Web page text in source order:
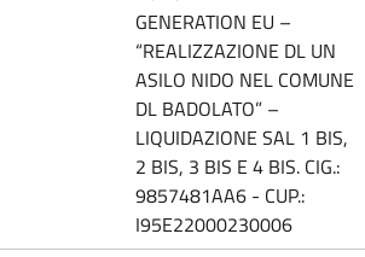
GENERATION EU –
“REALIZZAZIONE DL UN
ASILO NIDO NEL COMUNE
DL BADOLATO” –
LIQUIDAZIONE SAL 1 BIS,
2 BIS, 3 BIS E 4 BIS. CIG.:
9857481AA6 - CUP.:
I95E22000230006